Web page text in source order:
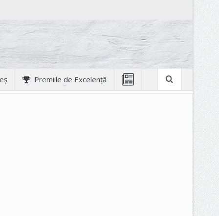
Premiile de Excelență